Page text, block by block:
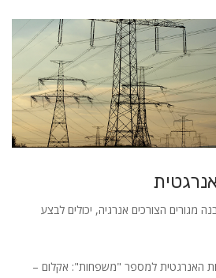
מגורים הצורכים אנרגיה, יכולים לבצע
האנרגטית למספר "משפחות": אקלום –